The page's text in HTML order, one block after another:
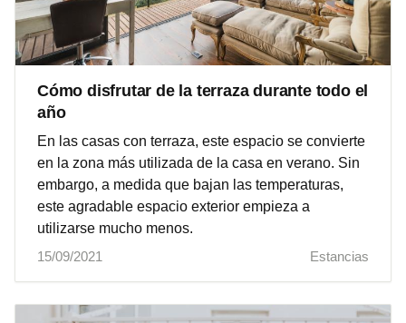
Cómo disfrutar de la terraza durante todo el
año
En las casas con terraza, este espacio se convierte
en la zona más utilizada de la casa en verano. Sin
embargo, a medida que bajan las temperaturas,
este agradable espacio exterior empieza a
utilizarse mucho menos.
15/09/2021
Estancias